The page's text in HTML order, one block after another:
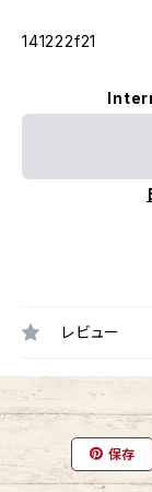
141222f21
レビュー
保存